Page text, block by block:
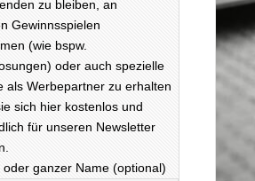
zu bleiben, an
Gewinnsspielen
(wie bspw.
oder auch spezielle
als Werbepartner zu erhalten
sich hier kostenlos und
für unseren Newsletter
oder ganzer Name (optional)